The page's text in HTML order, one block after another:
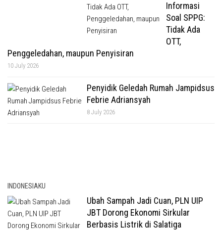
Informasi
Soal SPPG:
Tidak Ada
OTT,
Penggeledahan, maupun Penyisiran
10 July 2026
Penyidik Geledah Rumah Jampidsus
Febrie Adriansyah
8 July 2026
INDONESIAKU
Ubah Sampah Jadi Cuan, PLN UIP
JBT Dorong Ekonomi Sirkular
Berbasis Listrik di Salatiga